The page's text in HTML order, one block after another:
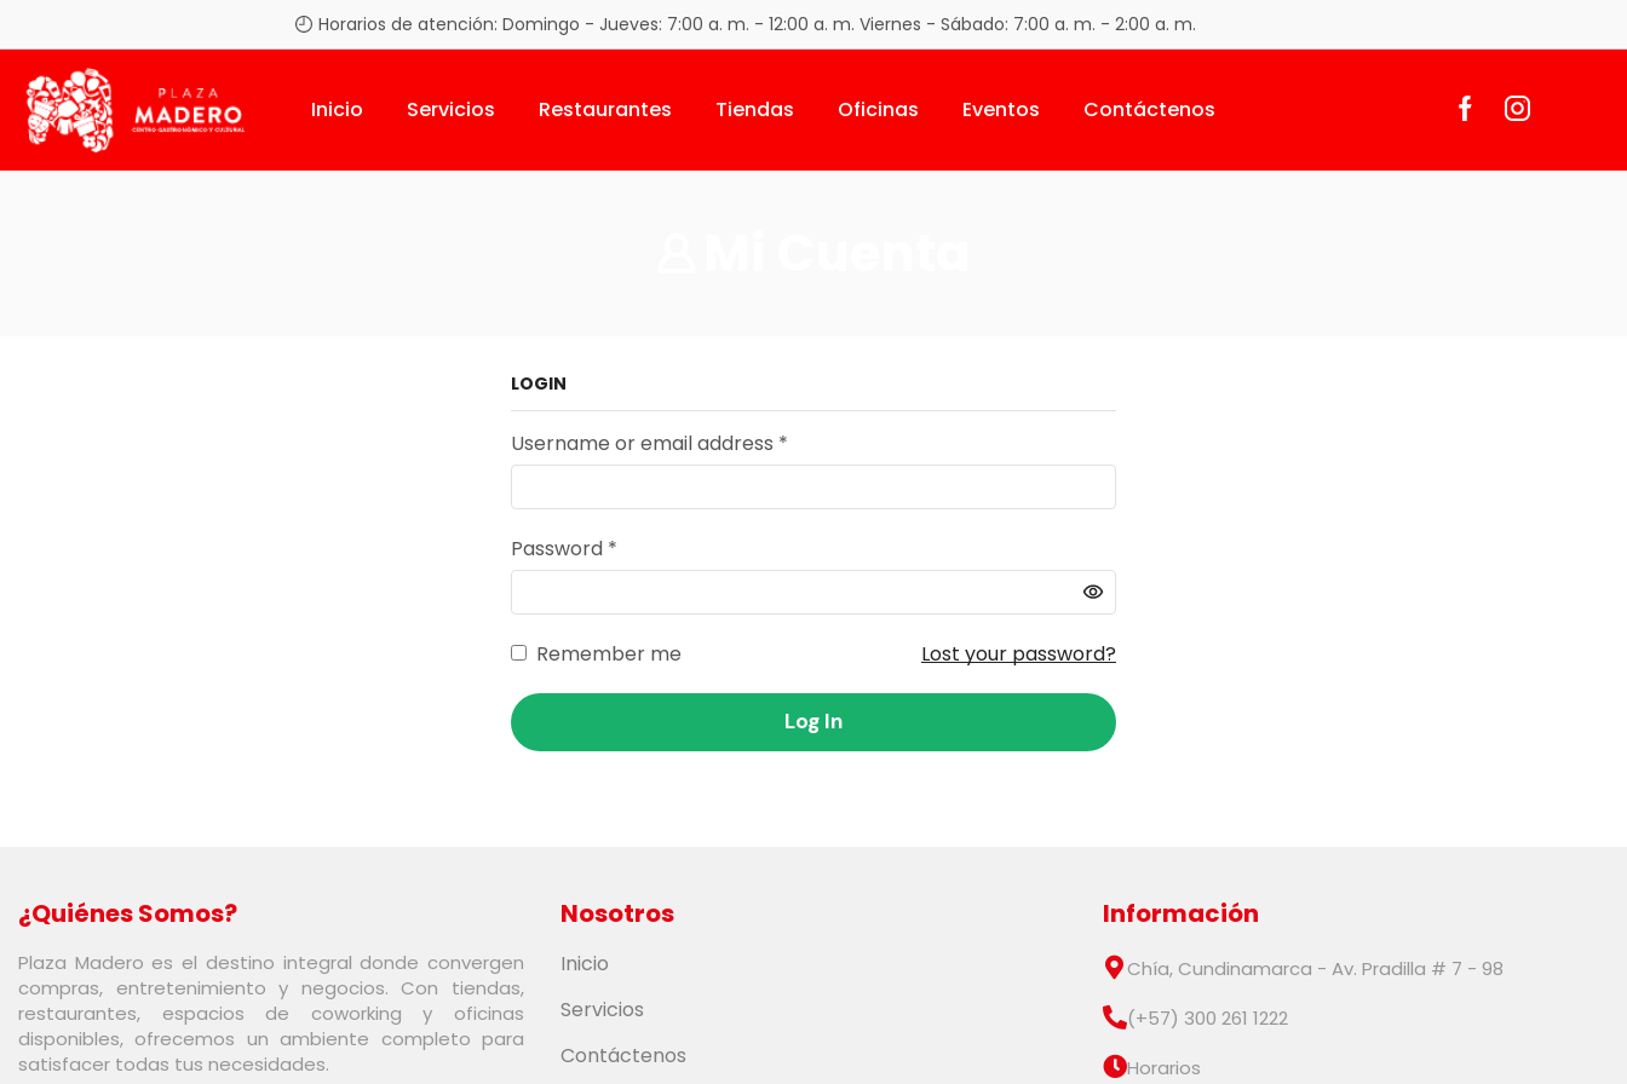
Horarios de atención: Domingo - Jueves: 7:00 a. m. - 12:00 a. m. Viernes - Sábado: 7:00 a. m. - 2:00 a. m.
Inicio Servicios Restaurantes Tiendas Oficinas Eventos Contáctenos
LOGIN
Username or email address *
Password *
Remember me Lost your password?
Log In
¿Quiénes Somos?
Plaza Madero es el destino integral donde convergen
compras, entretenimiento y negocios. Con tiendas,
restaurantes, espacios de coworking y oficinas
disponibles, ofrecemos un ambiente completo para
satisfacer todas tus necesidades.
Nosotros
Inicio
Servicios
Contáctenos
Información
Chía, Cundinamarca - Av. Pradilla # 7 - 98
(+57) 300 261 1222
Horarios